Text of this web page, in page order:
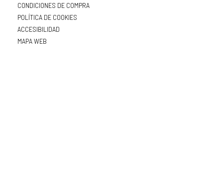
CONDICIONES DE COMPRA
POLÍTICA DE COOKIES
ACCESIBILIDAD
MAPA WEB